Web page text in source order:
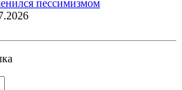
пессимизмом